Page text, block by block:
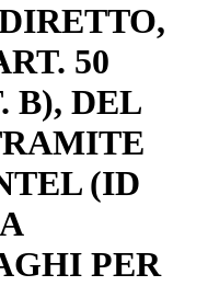
50
B), DEL
(ID
PER